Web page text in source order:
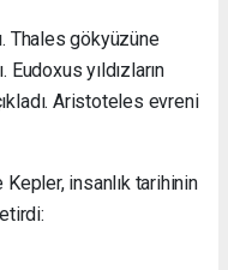
Thales gökyüzüne
Eudoxus yıldızların
Aristoteles evreni
insanlık tarihinin